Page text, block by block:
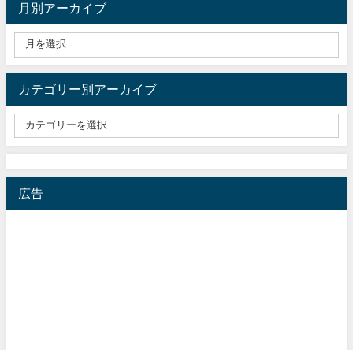
月別アーカイブ
カテゴリー別アーカイブ
広告